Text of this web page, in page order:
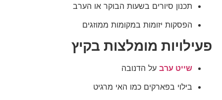
תכנון סיורים בשעות הבוקר או הערב
הפסקות יזומות במקומות ממוזגים
פעילויות מומלצות בקיץ
שייט ערב על הדנובה
בילוי בפארקים כמו האי מרגיט